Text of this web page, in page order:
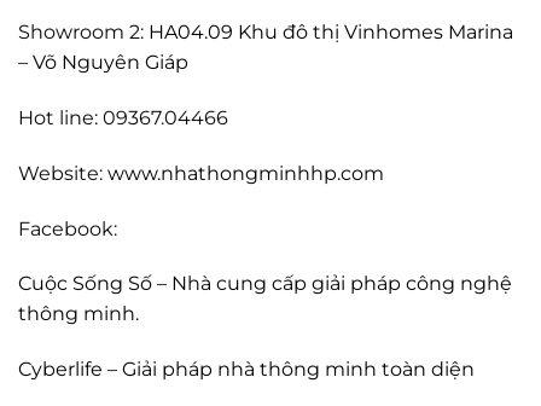
Showroom 2: HA04.09 Khu đô thị Vinhomes Marina
– Võ Nguyên Giáp
Hot line: 09367.04466
Website: www.nhathongminhhp.com
Facebook:
Cuộc Sống Số – Nhà cung cấp giải pháp công nghệ
thông minh.
Cyberlife – Giải pháp nhà thông minh toàn diện